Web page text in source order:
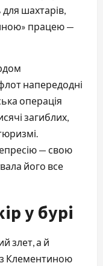
шахтарів,
працею —
напередодні
операція
загиблих,
— свою
його все
у бурі
злет, а й
Клементиною